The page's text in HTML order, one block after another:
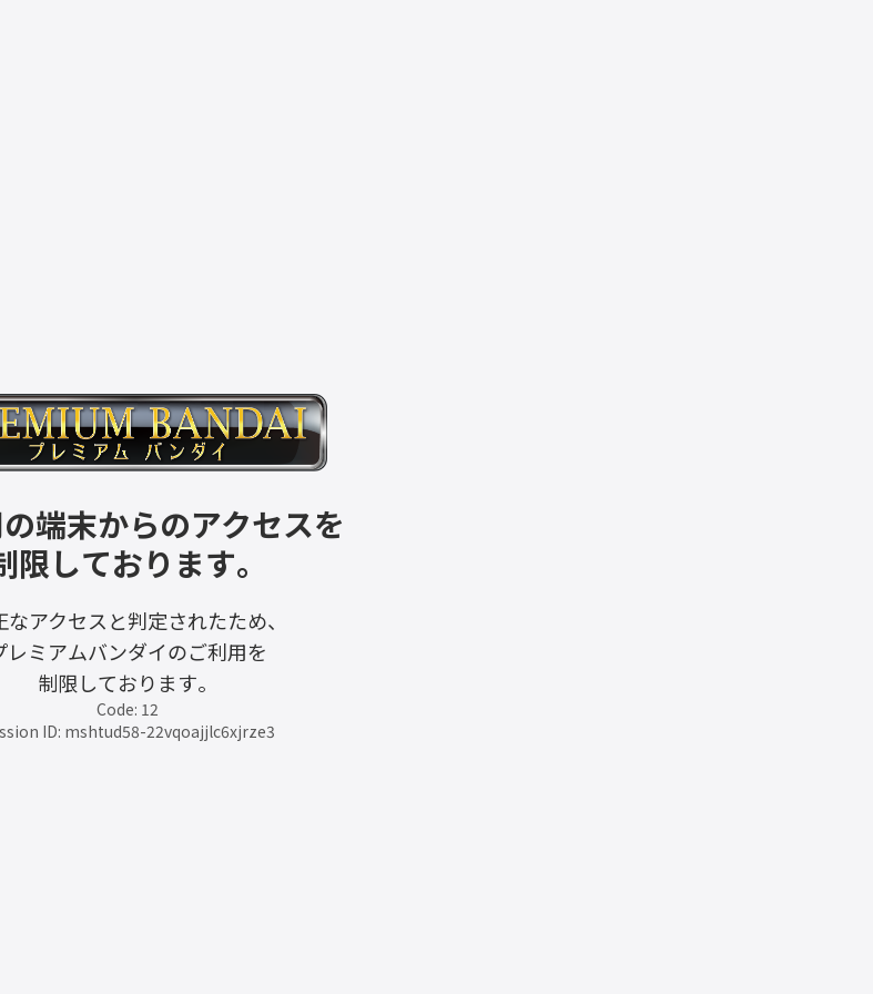
端末からのアクセスを
限しております。
なアクセスと判定されたため、
レミアムバンダイのご利用を
制限しております。
Code: 12
ID: mshtud58-22vqoajjlc6xjrze3